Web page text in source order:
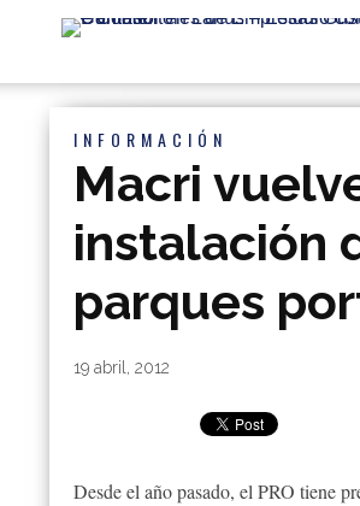
INFORMACIÓN
Macri
instalación
parques
By|
19 abril, 2012
Desde el año pasado, el PRO tiene